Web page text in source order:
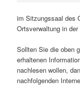
im Sitzungssaal des
Ortsverwaltung in
Sollten Sie die oben
erhaltenen
nachlesen wollen,
nachfolgenden